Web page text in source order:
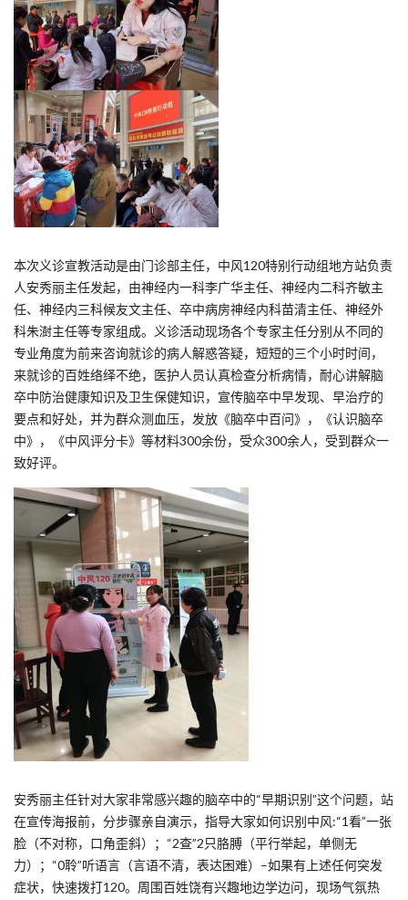
本次义诊宣教活动是由门诊部主任，中风120特别行动组地方站负责
人安秀丽主任发起，由神经内一科李广华主任、神经内二科齐敏主
任、神经内三科候友文主任、卒中病房神经内科苗清主任、神经外
科朱澍主任等专家组成。义诊活动现场各个专家主任分别从不同的
专业角度为前来咨询就诊的病人解惑答疑，短短的三个小时时间，
来就诊的百姓络绎不绝，医护人员认真检查分析病情，耐心讲解脑
卒中防治健康知识及卫生保健知识，宣传脑卒中早发现、早治疗的
要点和好处，并为群众测血压，发放《脑卒中百问》，《认识脑卒
中》，《中风评分卡》等材料300余份，受众300余人，受到群众一
致好评。
安秀丽主任针对大家非常感兴趣的脑卒中的“早期识别”这个问题，站
在宣传海报前，分步骤亲自演示，指导大家如何识别中风:“1看”一张
脸（不对称，口角歪斜）；“2查”2只胳膊（平行举起，单侧无
力）；“0聆”听语言（言语不清，表达困难）–如果有上述任何突发
症状，快速拨打120。周围百姓饶有兴趣地边学边问，现场气氛热